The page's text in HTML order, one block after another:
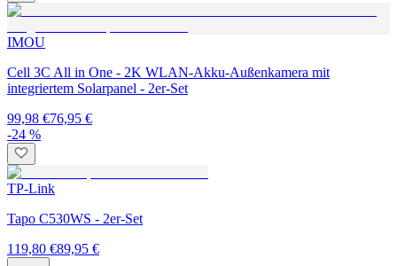
IMOU
Cell 3C All in One - 2K WLAN-Akku-Außenkamera mit
integriertem Solarpanel - 2er-Set
99,98 €76,95 €
-24 %
TP-Link
Tapo C530WS - 2er-Set
119,80 €89,95 €